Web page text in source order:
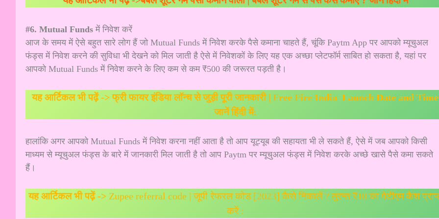
#6. Mutual Fundsमें निवेश करें
आज के समय में ऐसे बहुत सारे लोग हैं जो Mutual Funds में निवेश करके पैसे कमाना चाहते हैं, चूंकि Paytm App पर आपको म्यूचुअल
फंड्स में निवेश करने की सुविधा भी देखने को मिल जाती है ऐसे में निवेशकों के लिए यह एक अच्छा प्लेटफॉर्म साबित हो सकता है, यहां पर
आपको Mutual Funds में निवेश करने के लिए कम से कम ₹500 की जरूरत पड़ती है।
यह आर्टिकल भी पढ़ें ->फ्री फायर इंडिया लॉन्च से जुड़ी पूरी जानकारी | Free Fire India Launch Date and Time
जानें हिंदी में:
हालांकि अगर आपको Mutual Funds में निवेश करना नहीं आता है तो आप यूट्यूब की सहायता भी ले सकते हैं, ऐसे में जब आपको किसी
माध्यम से म्यूचुअल फंड्स के बारे में जानकारी मिल जाती है तो आप Paytm पर म्यूचुअल फंड्स में निवेश करके अच्छे खासे पैसे कमा सकते
हैं।
यह आर्टिकल भी पढ़ें -> Zupee referral code | जूपी रेफरल कोड [2023] कैसे निकालें ? तुरन्त ₹10 का पेटीएम कैश
करें :